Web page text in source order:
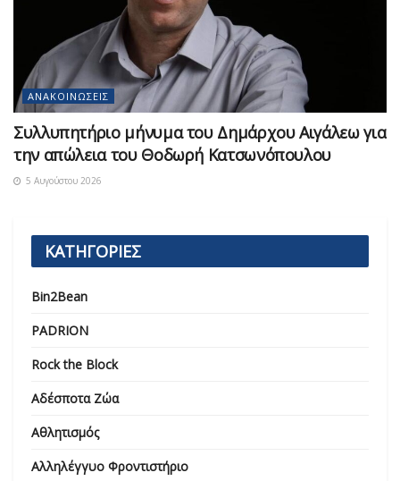
ΑΝΑΚΟΙΝΏΣΕΙΣ
Συλλυπητήριο μήνυμα του Δημάρχου Αιγάλεω για
την απώλεια του Θοδωρή Κατσωνόπουλου
5 Αυγούστου 2026
ΚΑΤΗΓΟΡΙΕΣ
Bin2Bean
PADRION
Rock the Block
Αδέσποτα Ζώα
Αθλητισμός
Αλληλέγγυο Φροντιστήριο